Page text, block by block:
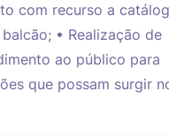
com recurso a
• Realização de
ao público para
que possam surgir